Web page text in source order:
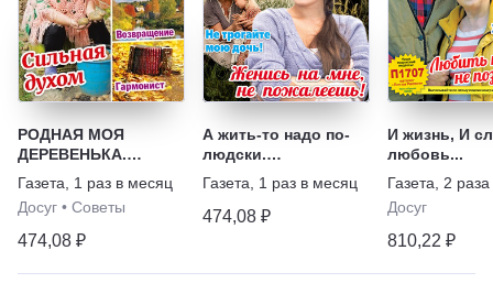
РОДНАЯ МОЯ
ДЕРЕВЕНЬКА.
Увлекательные
житейские истории +
Полезные советы
Газета
1 раз в месяц
Досуг • Советы
474,08 ₽
А жить-то надо по-
людски.
Сокровенные
истории, любовь и
семейные тайны
Газета 1 раз в месяц
474,08 ₽
И жизнь, И
любовь...
Газета
2
Досуг
810,22 ₽